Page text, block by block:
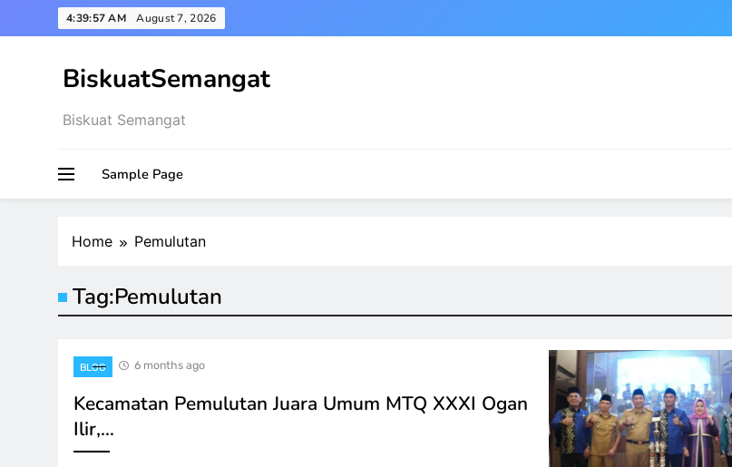
to
4:39:57 AM August 7, 2026
BiskuatSemangat
Biskuat Semangat
Sample Page
Home Pemulutan
Tag:Pemulutan
BLOG 6 months ago
Kecamatan Pemulutan Juara Umum MTQ XXXI Ogan
Ilir,…